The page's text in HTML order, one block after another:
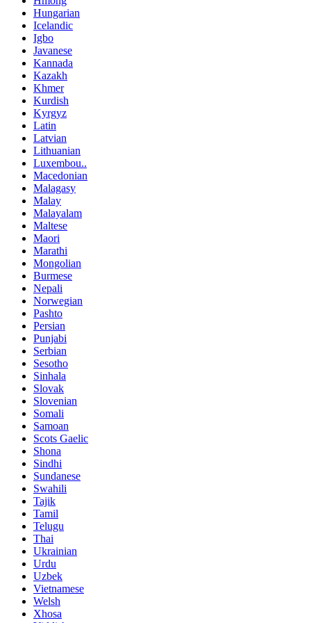
Hungarian
Icelandic
Igbo
Javanese
Kannada
Kazakh
Khmer
Kurdish
Kyrgyz
Latin
Latvian
Lithuanian
Luxembou..
Macedonian
Malagasy
Malay
Malayalam
Maltese
Maori
Marathi
Mongolian
Burmese
Nepali
Norwegian
Pashto
Persian
Punjabi
Serbian
Sesotho
Sinhala
Slovak
Slovenian
Somali
Samoan
Scots Gaelic
Shona
Sindhi
Sundanese
Swahili
Tajik
Tamil
Telugu
Thai
Ukrainian
Urdu
Uzbek
Vietnamese
Welsh
Xhosa